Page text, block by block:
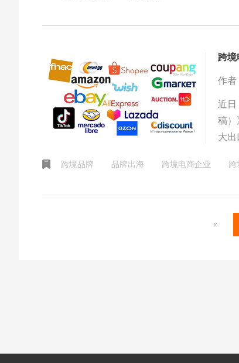
跨
作者
近日
稿）
大出
题
跨境品牌 品牌出海 跨境电商企业 跨
«